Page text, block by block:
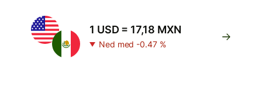
1 USD = 17,18 MXN
Ned med -0.47 %